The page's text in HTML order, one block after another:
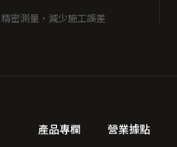
精密測量，減少施工誤差
產品專欄 營業據點